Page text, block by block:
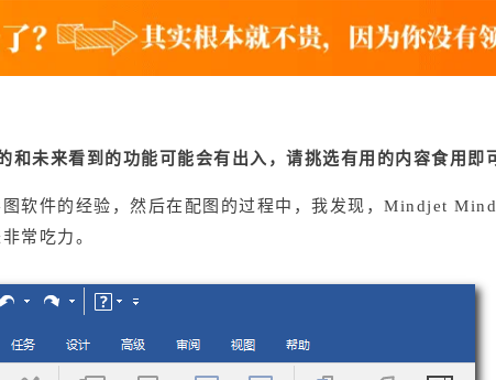
未来看到的功能可能会有出入，请挑选有用的内容食用即
软件的经验，然后在配图的过程中，我发现，Mindjet
常吃力。